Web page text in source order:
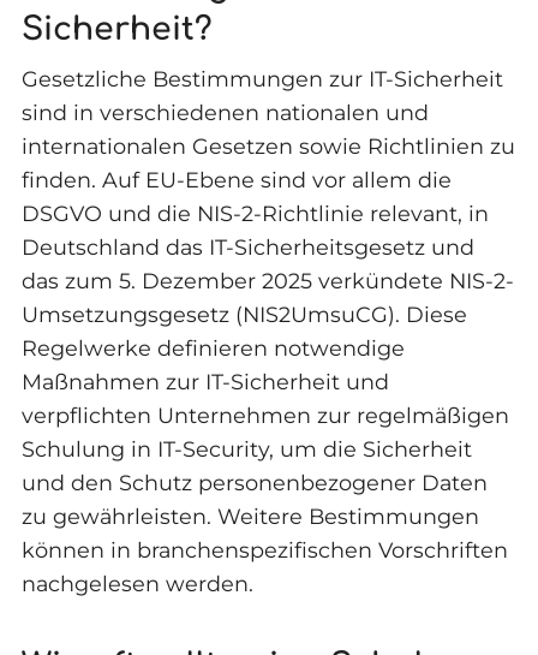
Sicherheit?
Gesetzliche Bestimmungen zur IT-Sicherheit
sind in verschiedenen nationalen und
internationalen Gesetzen sowie Richtlinien zu
finden. Auf EU-Ebene sind vor allem die
DSGVO und die NIS-2-Richtlinie relevant, in
Deutschland das IT-Sicherheitsgesetz und
das zum 5. Dezember 2025 verkündete NIS-2-
Umsetzungsgesetz (NIS2UmsuCG). Diese
Regelwerke definieren notwendige
Maßnahmen zur IT-Sicherheit und
verpflichten Unternehmen zur regelmäßigen
Schulung in IT-Security, um die Sicherheit
und den Schutz personenbezogener Daten
zu gewährleisten. Weitere Bestimmungen
können in branchenspezifischen Vorschriften
nachgelesen werden.